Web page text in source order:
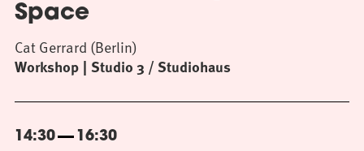
Space
Workshop Studio 3 / Studiohaus
Cat Gerrard (Berlin)
14:30 16:30